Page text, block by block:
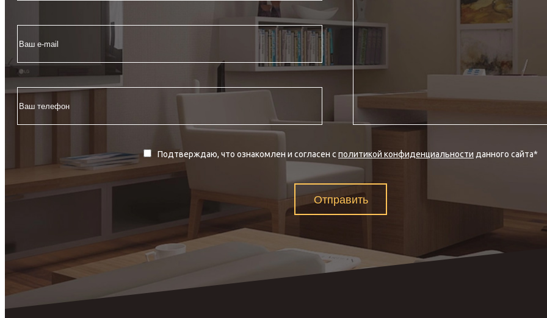
Подтверждаю, что ознакомлен и согласен с политикой конфиденциальности данного сайта*
Отправить